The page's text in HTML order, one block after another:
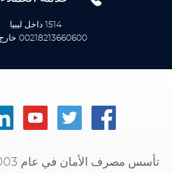
1514 داخل ليبيا
00218213660600 خارج ليبيا